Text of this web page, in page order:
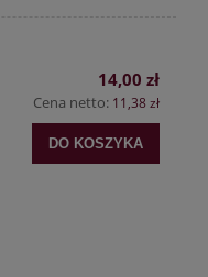
14,00 zł
Cena netto: 11,38 zł
DO KOSZYKA